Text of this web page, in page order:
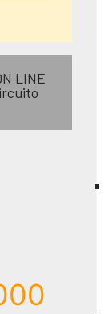
LINE